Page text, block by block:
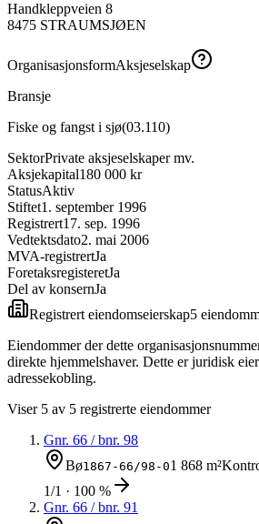
Handkleppveien 8
8475 STRAUMSJØEN
OrganisasjonsformAksjeselskap
Bransje
Fiske og fangst i sjø(03.110)
SektorPrivate aksjeselskaper mv.
Aksjekapital180 000 kr
StatusAktiv
Stiftet1. september 1996
Registrert17. sep. 1996
Vedtektsdato2. mai 2006
MVA-registrertJa
ForetaksregisteretJa
Del av konsernJa
Registrert eiendomseierskap5 eiendom
Eiendommer der dette
direkte hjemmelshaver. Dette er juridisk
adressekobling.
Viser 5 av 5 registrerte eiendommer
Gnr. 66 / bnr. 98
Bø1867-66/98-01 868 m²
1/1 · 100 %
Gnr. 66 / bnr. 91